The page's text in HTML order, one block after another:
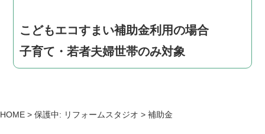
こどもエコすまい補助金利用の場合
子育て・若者夫婦世帯のみ対象
HOME > 保護中: リフォームスタジオ > 補助金